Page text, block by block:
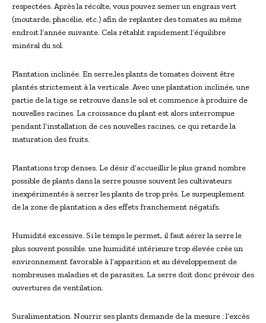
respectées. Après la récolte, vous pouvez semer un engrais vert
(moutarde, phacélie, etc.) afin de replanter des tomates au même
endroit l’année suivante. Cela rétablit rapidement l’équilibre
minéral du sol.
Plantation inclinée. En serre,les plants de tomates doivent être
plantés strictement à la verticale. Avec une plantation inclinée, une
partie de la tige se retrouve dans le sol et commence à produire de
nouvelles racines. La croissance du plant est alors interrompue
pendant l’installation de ces nouvelles racines, ce qui retarde la
maturation des fruits.
Plantations trop denses. Le désir d’accueillir le plus grand nombre
possible de plants dans la serre pousse souvent les cultivateurs
inexpérimentés à serrer les plants de trop près. Le surpeuplement
de la zone de plantation a des effets franchement négatifs.
Humidité excessive. Si le temps le permet, il faut aérer la serre le
plus souvent possible. une humidité intérieure trop élevée crée un
environnement favorable à l’apparition et au développement de
nombreuses maladies et de parasites. La serre doit donc prévoir des
ouvertures de ventilation.
Suralimentation. Nourrir ses plants demande de la mesure : l’excès